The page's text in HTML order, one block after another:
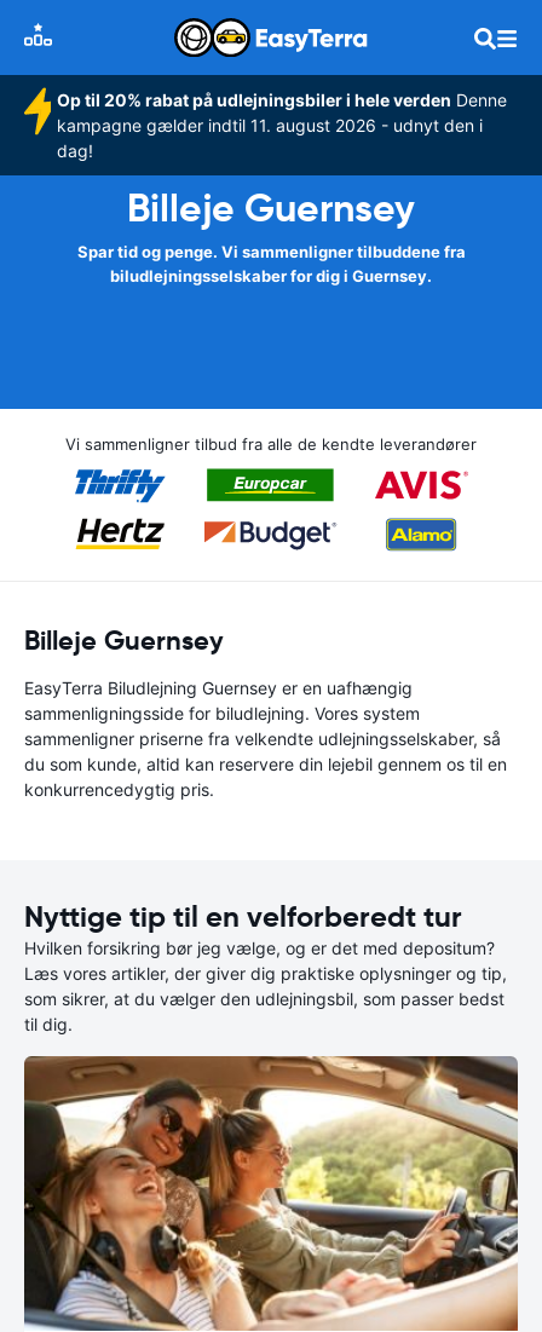
Op til 20% rabat på udlejningsbiler i hele verden Denne
kampagne gælder indtil 11. august 2026 - udnyt den i
dag!
Billeje Guernsey
Spar tid og penge. Vi sammenligner tilbuddene fra
biludlejningsselskaber for dig i Guernsey.
Vi sammenligner tilbud fra alle de kendte leverandører
Billeje Guernsey
EasyTerra Biludlejning Guernsey er en uafhængig
sammenligningsside for biludlejning. Vores system
sammenligner priserne fra velkendte udlejningsselskaber, så
du som kunde, altid kan reservere din lejebil gennem os til en
konkurrencedygtig pris.
Nyttige tip til en velforberedt tur
Hvilken forsikring bør jeg vælge, og er det med depositum?
Læs vores artikler, der giver dig praktiske oplysninger og tip,
som sikrer, at du vælger den udlejningsbil, som passer bedst
til dig.